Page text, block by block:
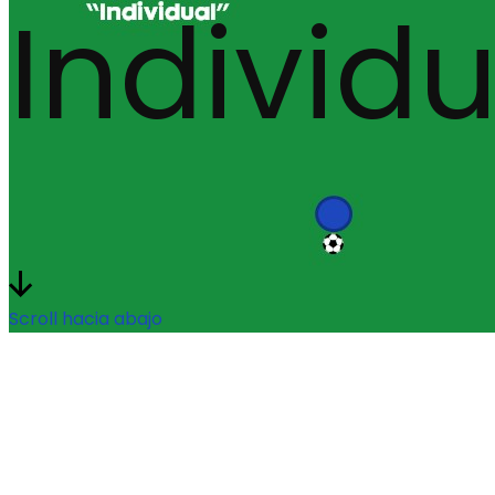
Scroll hacia abajo